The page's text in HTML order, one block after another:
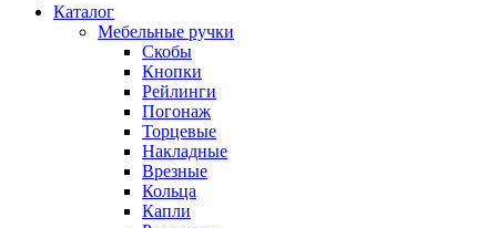
Каталог
Мебельные ручки
Скобы
Кнопки
Рейлинги
Погонаж
Торцевые
Накладные
Врезные
Кольца
Капли